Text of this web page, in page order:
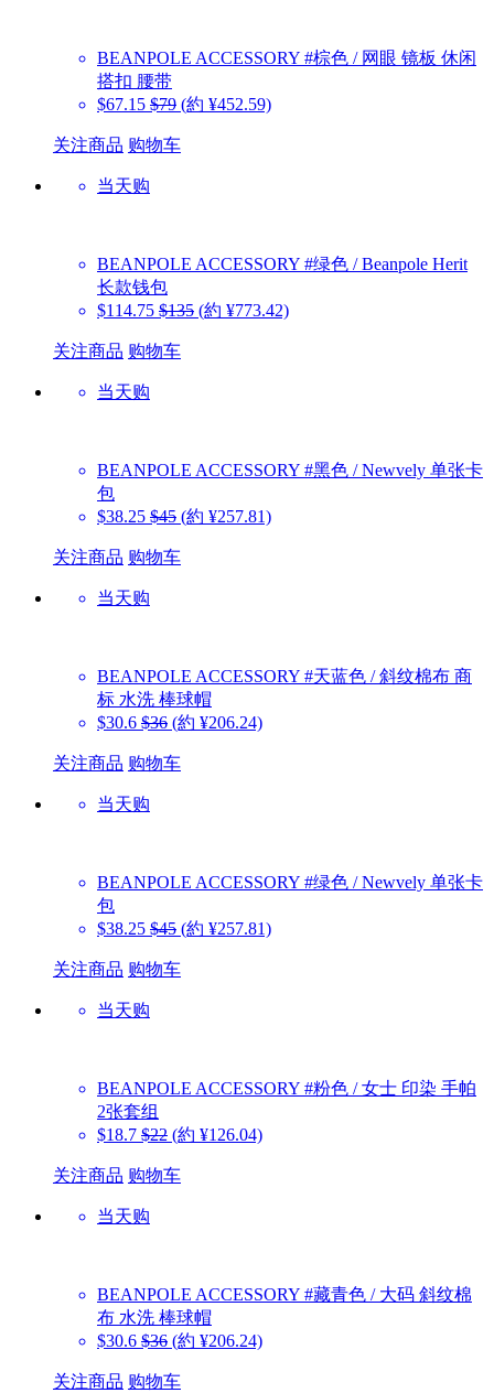
BEANPOLE ACCESSORY #棕色 / 网眼 镜板 休闲
搭扣 腰带
$67.15 $79 (約 ¥452.59)
关注商品 购物车
当天购
BEANPOLE ACCESSORY #绿色 / Beanpole Herit
长款钱包
$114.75 $135 (約 ¥773.42)
关注商品 购物车
当天购
BEANPOLE ACCESSORY #黑色 / Newvely 单张卡
包
$38.25 $45 (約 ¥257.81)
关注商品 购物车
当天购
BEANPOLE ACCESSORY #天蓝色 / 斜纹棉布 商
标 水洗 棒球帽
$30.6 $36 (約 ¥206.24)
关注商品 购物车
当天购
BEANPOLE ACCESSORY #绿色 / Newvely 单张卡
包
$38.25 $45 (約 ¥257.81)
关注商品 购物车
当天购
BEANPOLE ACCESSORY #粉色 / 女士 印染 手帕
2张套组
$18.7 $22 (約 ¥126.04)
关注商品 购物车
当天购
BEANPOLE ACCESSORY #藏青色 / 大码 斜纹棉
布 水洗 棒球帽
$30.6 $36 (約 ¥206.24)
关注商品 购物车